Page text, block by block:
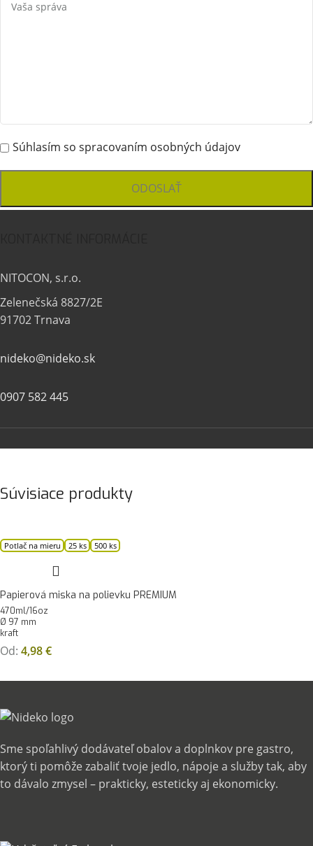
Súhlasím so spracovaním osobných údajov
NITOCON, s.r.o.
Zelenečská 8827/2E
91702 Trnava
nideko@nideko.sk
0907 582 445
Súvisiace produkty
Potlač na mieru 25 ks 500 ks
Papierová miska na polievku PREMIUM
470ml/16oz
Ø 97 mm
kraft
Od: 4,98€
Sme spoľahlivý dodávateľ obalov a doplnkov pre gastro,
ktorý ti pomôže zabaliť tvoje jedlo, nápoje a služby tak, aby
to dávalo zmysel – prakticky, esteticky aj ekonomicky.